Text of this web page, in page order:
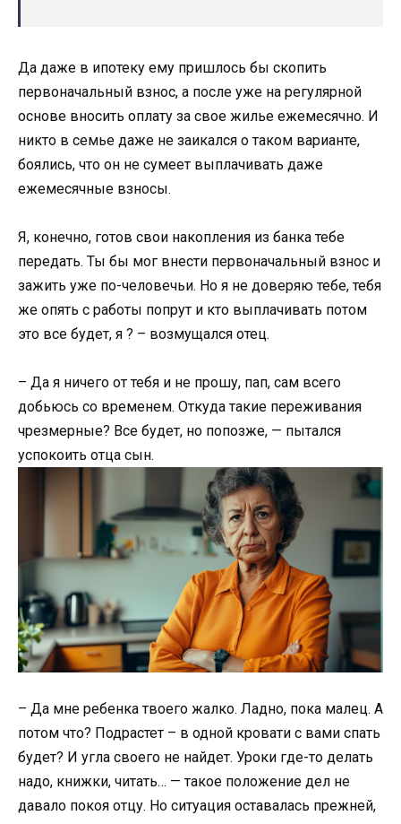
Да даже в ипотеку ему пришлось бы скопить
первоначальный взнос, а после уже на регулярной
основе вносить оплату за свое жилье ежемесячно. И
никто в семье даже не заикался о таком варианте,
боялись, что он не сумеет выплачивать даже
ежемесячные взносы.
Я, конечно, готов свои накопления из банка тебе
передать. Ты бы мог внести первоначальный взнос и
зажить уже по-человечьи. Но я не доверяю тебе, тебя
же опять с работы попрут и кто выплачивать потом
это все будет, я ? – возмущался отец.
– Да я ничего от тебя и не прошу, пап, сам всего
добьюсь со временем. Откуда такие переживания
чрезмерные? Все будет, но попозже, — пытался
успокоить отца сын.
– Да мне ребенка твоего жалко. Ладно, пока малец. А
потом что? Подрастет – в одной кровати с вами спать
будет? И угла своего не найдет. Уроки где-то делать
надо, книжки, читать… — такое положение дел не
давало покоя отцу. Но ситуация оставалась прежней,